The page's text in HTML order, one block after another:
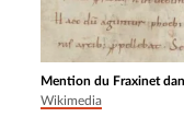
Mention du Fraxinet
Wikimedia